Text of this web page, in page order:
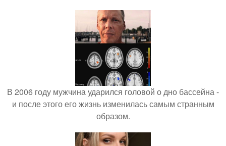
В 2006 году мужчина ударился головой о дно бассейна -
и после этого его жизнь изменилась самым странным
образом.